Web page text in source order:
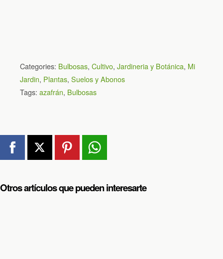
Categories: Bulbosas, Cultivo, Jardineria y Botánica, Mi
Jardin, Plantas, Suelos y Abonos
Tags: azafrán, Bulbosas
Otros artículos que pueden interesarte